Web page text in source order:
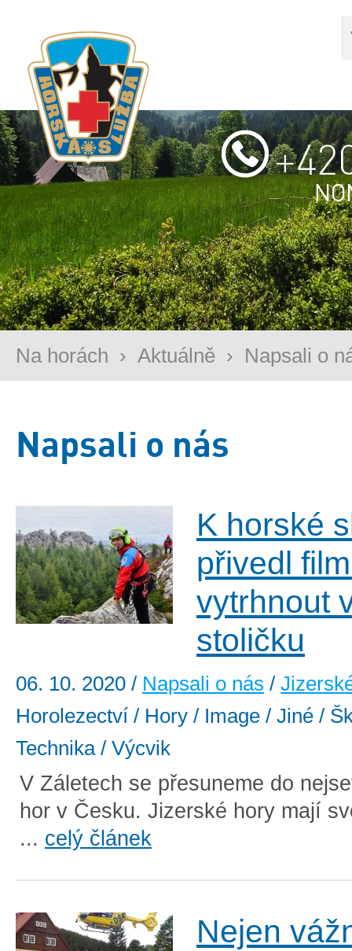
Na horách › Aktuálně › Napsali o
Napsali o nás
K horské
přivedl
vytrhnout
stoličku
06. 10. 2020 / Napsali o nás /
Horolezectví / Hory / Image / Jiné /
Technika / Výcvik
V Záletech se přesuneme do
hor v Česku. Jizerské hory mají
... celý článek
Nejen